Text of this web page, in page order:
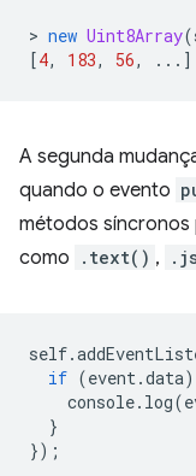
> new Uint8Array(
[4, 183, 56, ...]
A segunda
quando o evento
métodos síncronos
como
.text() ,
self.
if (event.data)
console. log(
}
});